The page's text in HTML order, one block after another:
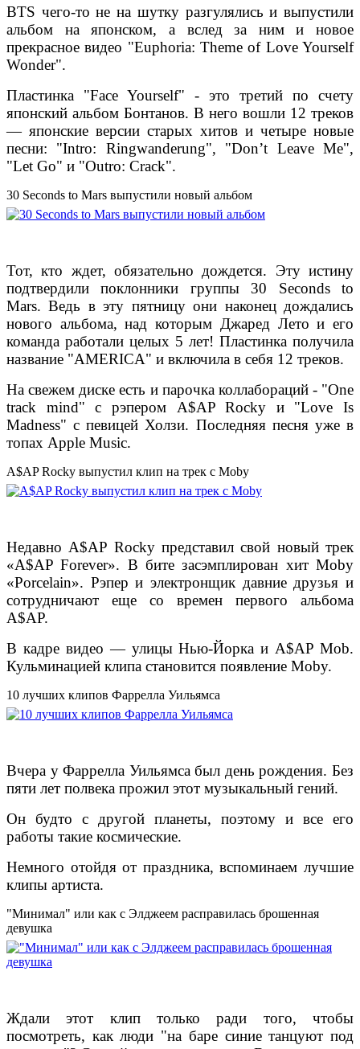
BTS чего-то не на шутку разгулялись и выпустили
альбом на японском, а вслед за ним и новое
прекрасное видео "Euphoria: Theme of Love Yourself
Wonder".
Пластинка "Face Yourself" - это третий по счету
японский альбом Бонтанов. В него вошли 12 треков
— японские версии старых хитов и четыре новые
песни: "Intro: Ringwanderung", "Don’t Leave Me",
"Let Go" и "Outro: Crack".
30 Seconds to Mars выпустили новый альбом
Тот, кто ждет, обязательно дождется. Эту истину
подтвердили поклонники группы 30 Seconds to
Mars. Ведь в эту пятницу они наконец дождались
нового альбома, над которым Джаред Лето и его
команда работали целых 5 лет! Пластинка получила
название "AMERICA" и включила в себя 12 треков.
На свежем диске есть и парочка коллабораций - "One
track mind" с рэпером A$AP Rocky и "Love Is
Madness" с певицей Холзи. Последняя песня уже в
топах Apple Music.
A$AP Rocky выпустил клип на трек с Moby
Недавно A$AP Rocky представил свой новый трек
«A$AP Forever». В бите засэмплирован хит Moby
«Porcelain». Рэпер и электронщик давние друзья и
сотрудничают еще со времен первого альбома
A$AP.
В кадре видео — улицы Нью-Йорка и A$AP Mob.
Кульминацией клипа становится появление Moby.
10 лучших клипов Фаррелла Уильямса
Вчера у Фаррелла Уильямса был день рождения. Без
пяти лет полвека прожил этот музыкальный гений.
Он будто с другой планеты, поэтому и все его
работы такие космические.
Немного отойдя от праздника, вспоминаем лучшие
клипы артиста.
"Минимал" или как с Элджеем расправилась брошенная
девушка
Ждали этот клип только ради того, чтобы
посмотреть, как люди "на баре синие танцуют под